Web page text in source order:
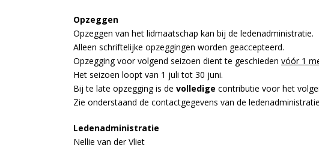
Opzeggen
Opzeggen van het lidmaatschap kan bij de ledenadministratie.
Alleen schriftelijke opzeggingen worden geaccepteerd.
Opzegging voor volgend seizoen dient te geschieden vóór 1
Het seizoen loopt van 1 juli tot 30 juni.
Bij te late opzegging is de volledige contributie voor het
Zie onderstaand de contactgegevens van de
Ledenadministratie
Nellie van der Vliet